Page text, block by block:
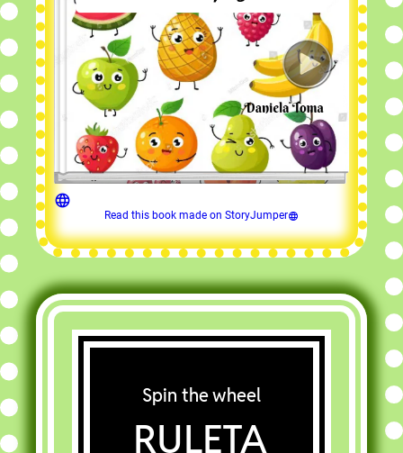
Read this book made on StoryJumper